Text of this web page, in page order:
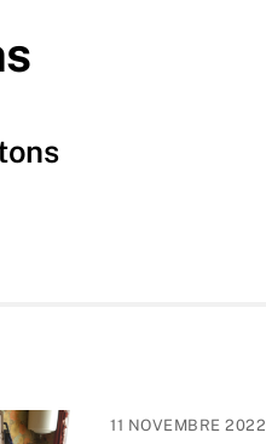
11 NOVEMBRE 2022